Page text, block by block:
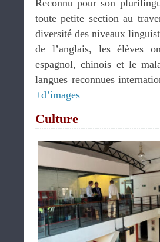
Reconnu pour son
toute petite section au
diversité des niveaux
de l’anglais, les élèves
espagnol, chinois et le
langues reconnues
+d’images
Culture